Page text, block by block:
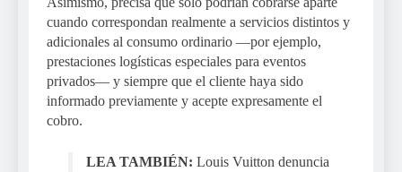
cuando correspondan realmente a servicios distintos y
adicionales al consumo ordinario —por ejemplo,
prestaciones logísticas especiales para eventos
privados— y siempre que el cliente haya sido
informado previamente y acepte expresamente el
cobro.
LEA TAMBIÉN: Louis Vuitton denuncia